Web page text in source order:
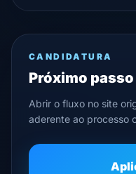
CANDIDATURA
Próximo passo
Abrir o fluxo no site
aderente ao processo